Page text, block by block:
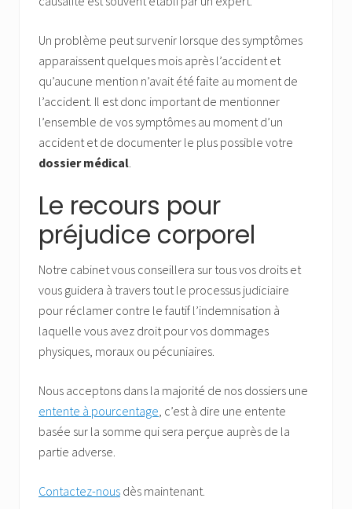
Un problème peut survenir lorsque des symptômes
apparaissent quelques mois après l’accident et
qu’aucune mention n’avait été faite au moment de
l’accident. Il est donc important de mentionner
l’ensemble de vos symptômes au moment d’un
accident et de documenter le plus possible votre
dossier médical
Le recours pour
préjudice corporel
Notre cabinet vous conseillera sur tous vos droits et
vous guidera à travers tout le processus judiciaire
pour réclamer contre le fautif l’indemnisation à
laquelle vous avez droit pour vos dommages
physiques, moraux ou pécuniaires.
Nous acceptons dans la majorité de nos dossiers une
entente à pourcentage , c’est à dire une entente
basée sur la somme qui sera perçue auprès de la
partie adverse.
Contactez-nous dès maintenant.